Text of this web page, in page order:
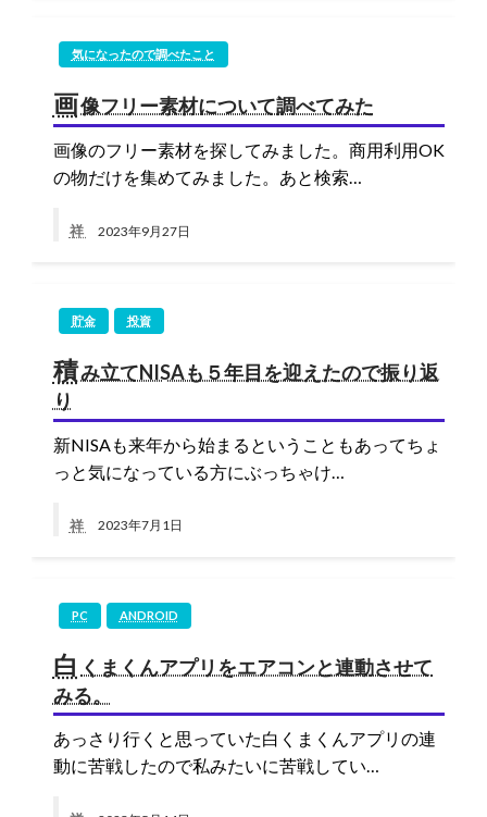
気になったので調べたこと
画像フリー素材について調べてみた
画像のフリー素材を探してみました。商用利用OK
の物だけを集めてみました。あと検索…
祥 2023年9月27日
貯金 投資
積み立てNISAも５年目を迎えたので振り返
り
新NISAも来年から始まるということもあってちょ
っと気になっている方にぶっちゃけ…
祥 2023年7月1日
PC ANDROID
白 くまくんアプリをエアコンと連動させて
みる。
あっさり行くと思っていた白くまくんアプリの連
動に苦戦したので私みたいに苦戦してい…